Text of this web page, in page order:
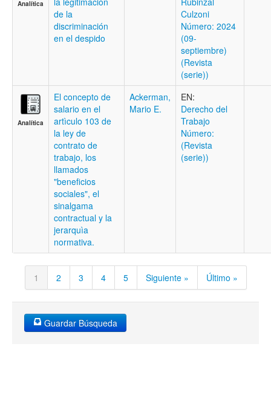
Analítica
de la
discriminación
en el despido
Culzoni
Número: 2024
(09-
septiembre)
(Revista
(serie))
Analítica
El concepto de
salario en el
artìculo 103 de
la ley de
contrato de
trabajo, los
llamados
"beneficios
sociales", el
sinalgama
contractual y la
jerarquìa
normativa.
Ackerman,
Mario E.
EN:
Derecho del
Trabajo
Número:
(Revista
(serie))
1 2 3 4 5 Siguiente » Último »
Guardar Búsqueda